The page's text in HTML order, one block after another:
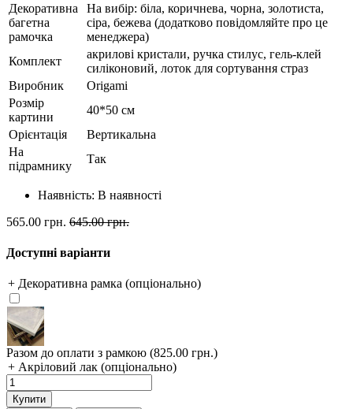
Декоративна
багетна
рамочка
На вибір: біла, коричнева, чорна, золотиста,
сіра, бежева (додатково повідомляйте про це
менеджера)
Комплект
акрилові кристали, ручка стилус, гель-клей
силіконовий, лоток для сортування страз
Виробник
Origami
Розмір
картини
40*50 см
Орієнтація
Вертикальна
На
підрамнику
Так
Наявність: В наявності
565.00 грн. 645.00 грн.
Доступні варіанти
+ Декоративна рамка (опціонально)
Разом до оплати з рамкою (825.00 грн.)
+ Акріловий лак (опціонально)
Купити